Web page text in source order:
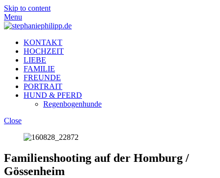
Skip to content
Menu
KONTAKT
HOCHZEIT
LIEBE
FAMILIE
FREUNDE
PORTRAIT
HUND & PFERD
Regenbogenhunde
Close
Familienshooting auf der Homburg /
Gössenheim